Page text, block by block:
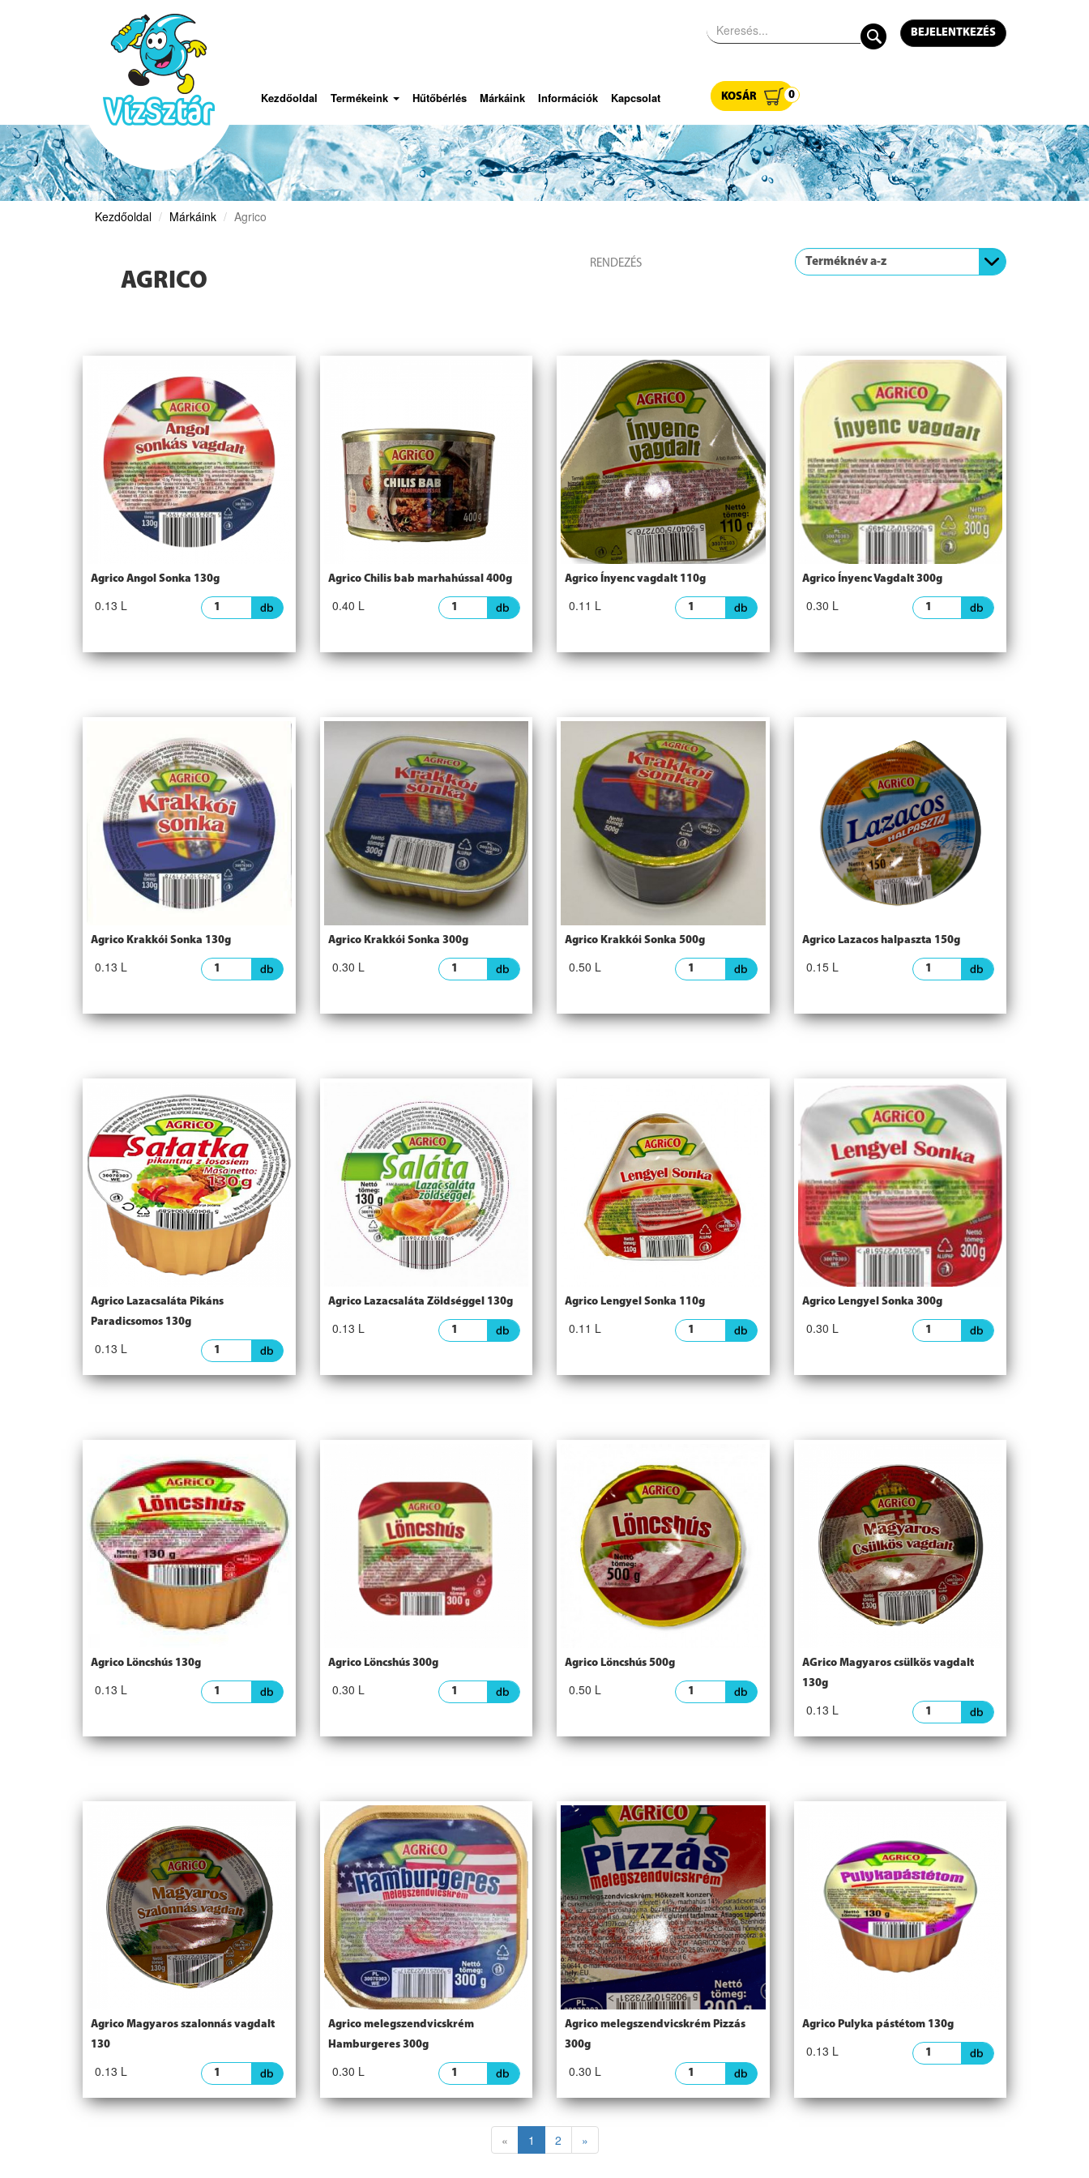
BEJELENTKEZÉS
Kezdőoldal Termékeink Hűtőbérlés Márkáink Információk Kapcsolat KOSÁR 0
Kezdőoldal Márkáink Agrico
AGRICO
RENDEZÉS
Agrico Angol Sonka 130g
0.13 L
Agrico Chilis bab marhahússal 400g
0.40 L
Agrico Ínyenc vagdalt 110g
0.11 L
Agrico Ínyenc Vagdalt 300g
0.30 L
Agrico Krakkói Sonka 130g
0.13 L
Agrico Krakkói Sonka 300g
0.30 L
Agrico Krakkói Sonka 500g
0.50 L
Agrico Lazacos halpaszta 150g
0.15 L
Agrico Lazacsaláta Pikáns
Paradicsomos 130g
0.13 L
Agrico Lazacsaláta Zöldséggel 130g
0.13 L
Agrico Lengyel Sonka 110g
0.11 L
Agrico Lengyel Sonka 300g
0.30 L
Agrico Löncshús 130g
0.13 L
Agrico Löncshús 300g
0.30 L
Agrico Löncshús 500g
0.50 L
AGrico Magyaros csülkös vagdalt
130g
0.13 L
Agrico Magyaros szalonnás vagdalt
130
0.13 L
Agrico melegszendvicskrém
Hamburgeres 300g
0.30 L
Agrico melegszendvicskrém Pizzás
300g
0.30 L
Agrico Pulyka pástétom 130g
0.13 L
« 1 2 »